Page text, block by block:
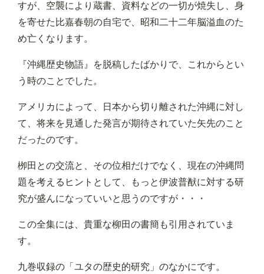
すが、空襲により蔵書、資料などの一切が焼失し、身
を寄せた比嘉春朝の自宅で、昭和二十二年脳溢血のた
め亡くなります。
『沖縄歴史物語』を脱稿したばかりで、これからとい
う時のことでした。
アメリカによって、日本から切り離された沖縄に対し
て、将来を見通した発言が期待されていた矢先のこと
だったのです。
栁田との交流と、その位相だけでなく、現在の沖縄問
題を考えるヒントとして、もっと伊波普猷に対する研
究が盛んになっていいと思うのですが・・・
この全集には、貴重な柳田の書簡も引用されていま
す。
九巻収録の「ユタの歴史的研究」のなかにです。